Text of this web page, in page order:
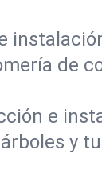
de
e
y